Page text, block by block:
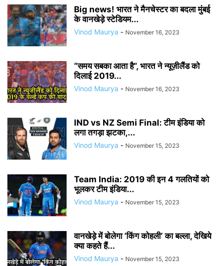
Big news! भारत ने मैनचेस्टर का बदला मुंबई
के वानखेड़े स्टेडियम...
Vinod Maurya - November 16, 2023
“समय सबका आता है”, भारत ने न्यूज़ीलैंड को
दिलाई 2019...
Vinod Maurya - November 16, 2023
IND vs NZ Semi Final: टीम इंडिया को
लगा तगड़ा झटका,...
Vinod Maurya - November 15, 2023
Team India: 2019 की इन 4 गलतियों को
भूलकर टीम इंडिया...
Vinod Maurya - November 15, 2023
वानखेड़े में बोलेगा ‘किंग कोहली’ का बल्ला, देखिये
क्या कहते हैं...
Vinod Maurya - November 15, 2023